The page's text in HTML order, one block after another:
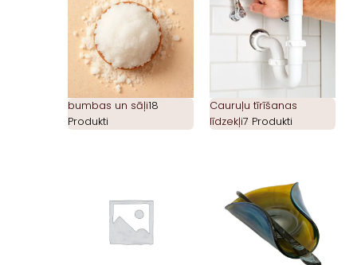
bumbas un sāļi18
Produkti
Cauruļu tīrīšanas
līdzekļi7 Produkti